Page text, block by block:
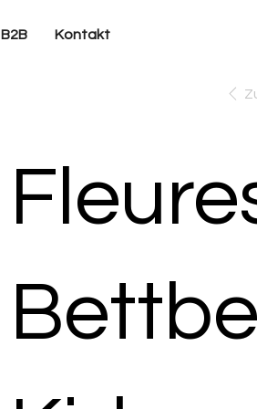
B2B Kontakt